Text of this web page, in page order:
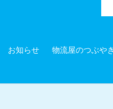
お知らせ 物流屋のつぶやき